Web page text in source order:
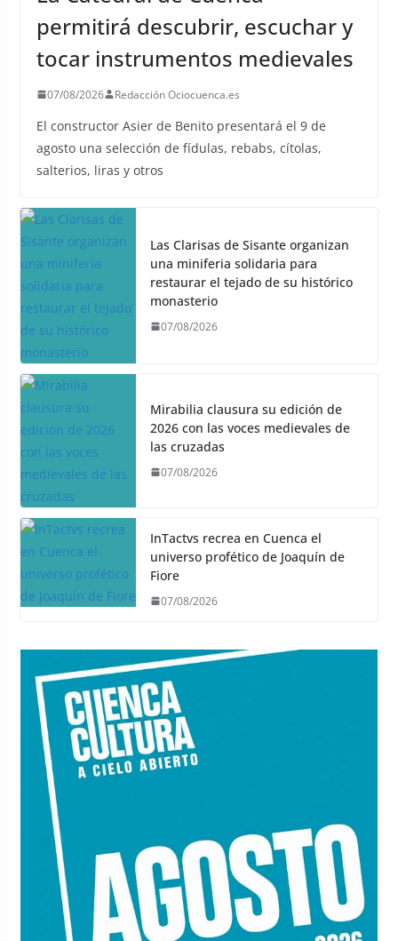
permitirá descubrir, escuchar y
tocar instrumentos medievales
07/08/2026 Redacción Ociocuenca.es
El constructor Asier de Benito presentará el 9 de
agosto una selección de fídulas, rebabs, cítolas,
salterios, liras y otros
Las Clarisas de Sisante organizan
una miniferia solidaria para
restaurar el tejado de su histórico
monasterio
07/08/2026
Mirabilia clausura su edición de
2026 con las voces medievales de
las cruzadas
07/08/2026
InTactvs recrea en Cuenca el
universo profético de Joaquín de
Fiore
07/08/2026